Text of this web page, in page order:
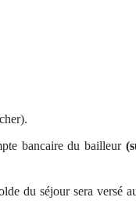
bancaire du bailleur
du séjour sera versé